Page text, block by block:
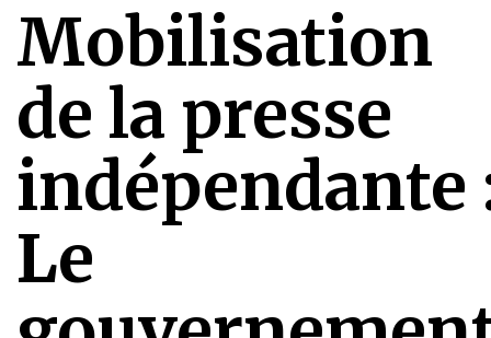
Mobilisation
de la presse
indépendante
Le